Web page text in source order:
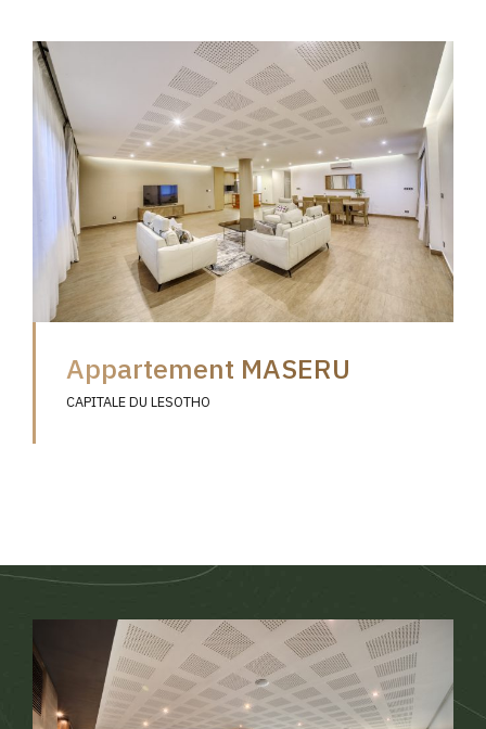
Appartement MASERU
CAPITALE DU LESOTHO